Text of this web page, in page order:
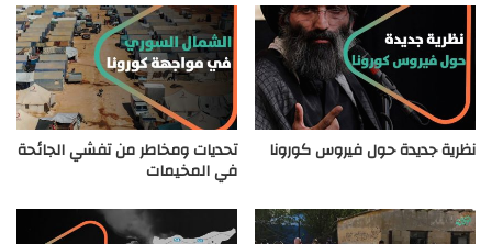
نظرية جديدة حول فيروس كورونا تحديات ومخاطر من تفشي الجائحة
في المخيمات